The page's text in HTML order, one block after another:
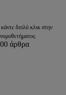
διπλό κλικ στην
άρθρα